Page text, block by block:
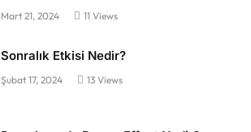
Mart 21, 2024 11 Views
Sonralık Etkisi Nedir?
Şubat 17, 2024 13 Views